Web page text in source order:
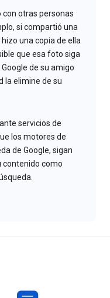
otras personas
si compartió una
una copia de ella
que esa foto siga
de su amigo
la elimine de su
servicios de
los motores de
de Google, sigan
contenido como